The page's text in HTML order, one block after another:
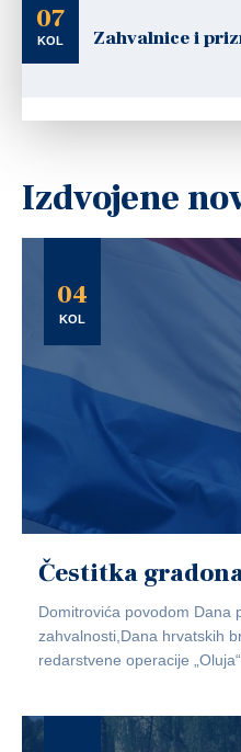
07
KOL Zahvalnice i
Izdvojene
04
KOL
Čestitka
Domitrovića povodom Dana
zahvalnosti,Dana hrvatskih
redarstvene operacije „Oluja“